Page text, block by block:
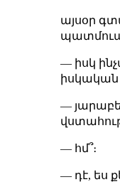
այսօր
— իսկ
—
— հմ՞։
— դէ, ես